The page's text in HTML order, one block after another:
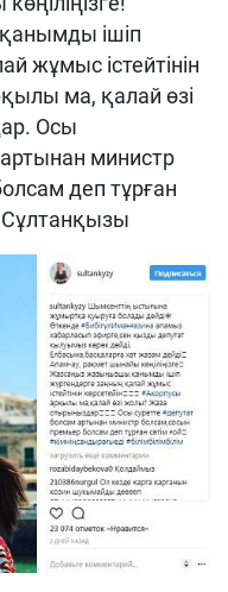
ішіп
жұмыс істейтінін
ма, қалай өзі
Осы
министр
деп тұрған
Сұлтанқызы